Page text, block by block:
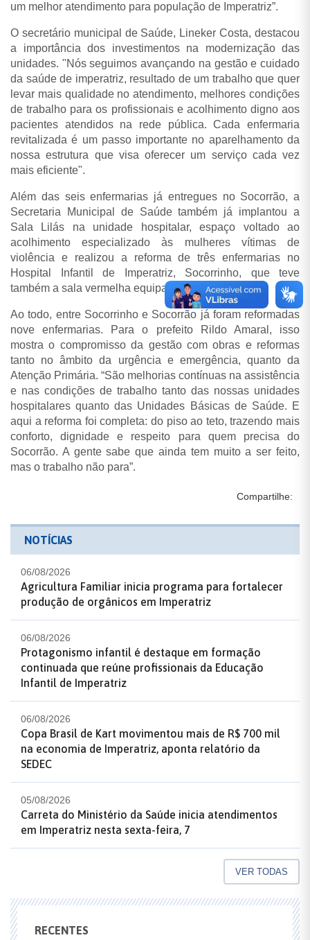
um melhor atendimento para população de Imperatriz”.
O secretário municipal de Saúde, Lineker Costa, destacou
a importância dos investimentos na modernização das
unidades. "Nós seguimos avançando na gestão e cuidado
da saúde de imperatriz, resultado de um trabalho que quer
levar mais qualidade no atendimento, melhores condições
de trabalho para os profissionais e acolhimento digno aos
pacientes atendidos na rede pública. Cada enfermaria
revitalizada é um passo importante no aparelhamento da
nossa estrutura que visa oferecer um serviço cada vez
mais eficiente".
Além das seis enfermarias já entregues no Socorrão, a
Secretaria Municipal de Saúde também já implantou a
Sala Lilás na unidade hospitalar, espaço voltado ao
acolhimento especializado às mulheres vítimas de
violência e realizou a reforma de três enfermarias no
Hospital Infantil de Imperatriz, Socorrinho, que teve
também a sala vermelha equipada.
Ao todo, entre Socorrinho e Socorrão já foram reformadas
nove enfermarias. Para o prefeito Rildo Amaral, isso
mostra o compromisso da gestão com obras e reformas
tanto no âmbito da urgência e emergência, quanto da
Atenção Primária. “São melhorias contínuas na assistência
e nas condições de trabalho tanto das nossas unidades
hospitalares quanto das Unidades Básicas de Saúde. E
aqui a reforma foi completa: do piso ao teto, trazendo mais
conforto, dignidade e respeito para quem precisa do
Socorrão. A gente sabe que ainda tem muito a ser feito,
mas o trabalho não para”.
Compartilhe:
NOTÍCIAS
06/08/2026
Agricultura Familiar inicia programa para fortalecer
produção de orgânicos em Imperatriz
06/08/2026
Protagonismo infantil é destaque em formação
continuada que reúne profissionais da Educação
Infantil de Imperatriz
06/08/2026
Copa Brasil de Kart movimentou mais de R$ 700 mil
na economia de Imperatriz, aponta relatório da
SEDEC
05/08/2026
Carreta do Ministério da Saúde inicia atendimentos
em Imperatriz nesta sexta-feira, 7
VER TODAS
RECENTES